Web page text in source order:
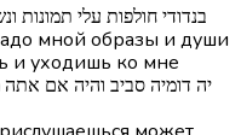
בנדודי חולפות עלי
мной образы и души
и уходишь ко мне
יה דומיה סביב והיה אם אתה